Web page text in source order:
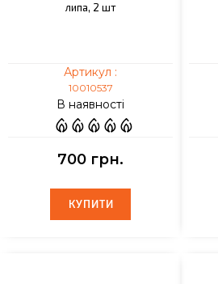
липа, 2 шт
Артикул :
10010537
В наявності
700 грн.
КУПИТИ
КУПИТИ